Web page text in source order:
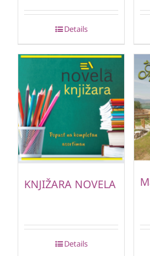
Details
KNJIŽARA NOVELA
Details